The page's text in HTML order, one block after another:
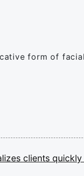
form of
clients quickly